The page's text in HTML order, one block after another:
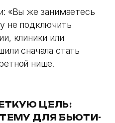
«Вы же занимаетесь
не подключить
клиники или
сначала стать
нише.
ЦЕЛЬ:
ДЛЯ БЬЮТИ-